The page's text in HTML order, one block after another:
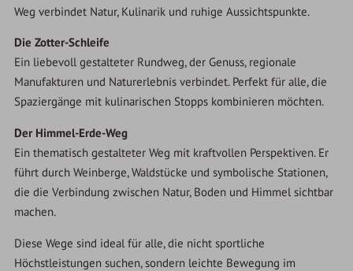
Weg verbindet Natur, Kulinarik und ruhige Aussichtspunkte.
Die Zotter-Schleife
Ein liebevoll gestalteter Rundweg, der Genuss, regionale
Manufakturen und Naturerlebnis verbindet. Perfekt für alle, die
Spaziergänge mit kulinarischen Stopps kombinieren möchten.
Der Himmel-Erde-Weg
Ein thematisch gestalteter Weg mit kraftvollen Perspektiven. Er
führt durch Weinberge, Waldstücke und symbolische Stationen,
die die Verbindung zwischen Natur, Boden und Himmel sichtbar
machen.
Diese Wege sind ideal für alle, die nicht sportliche
Höchstleistungen suchen, sondern leichte Bewegung im